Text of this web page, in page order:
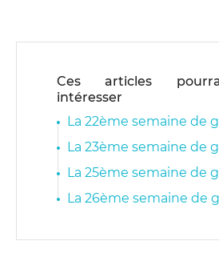
Ces articles
intéresser
La 22ème semaine de
La 23ème semaine de
La 25ème semaine de
La 26ème semaine de